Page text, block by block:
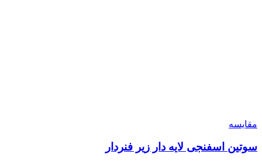
مقایسه
سوتین اسفنجی لایه دار زیر فنردار